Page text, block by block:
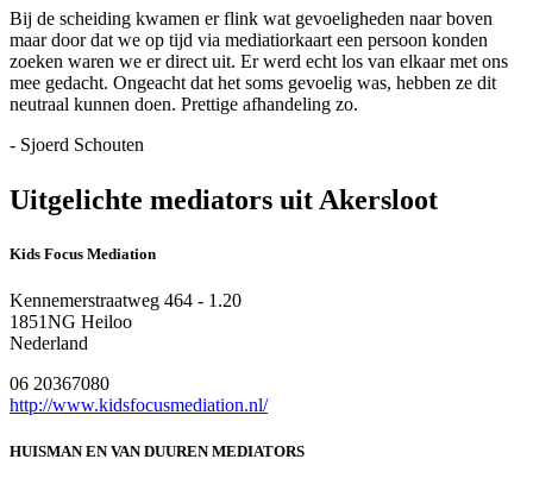
Bij de scheiding kwamen er flink wat gevoeligheden naar boven
maar door dat we op tijd via mediatiorkaart een persoon konden
zoeken waren we er direct uit. Er werd echt los van elkaar met ons
mee gedacht. Ongeacht dat het soms gevoelig was, hebben ze dit
neutraal kunnen doen. Prettige afhandeling zo.
- Sjoerd Schouten
Uitgelichte mediators uit Akersloot
Kids Focus Mediation
Kennemerstraatweg 464 - 1.20
1851NG Heiloo
Nederland
06 20367080
http://www.kidsfocusmediation.nl/
HUISMAN EN VAN DUUREN MEDIATORS